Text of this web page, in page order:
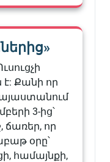
Քանի որ
3-ից՝
ճառեր, որ
օրը՝
համայնքի,